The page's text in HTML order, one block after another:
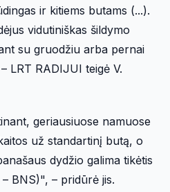
ir kitiems butams (...).
vidutiniškas šildymo
su gruodžiu arba pernai
LRT RADIJUI teigė V.
geriausiuose namuose
už standartinį butą, o
dydžio galima tikėtis
BNS)", – pridūrė jis.